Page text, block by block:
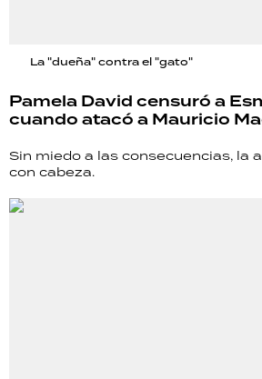
La "dueña" contra el "gato"
Pamela David censuró a
cuando atacó a Mauricio
Sin miedo a las consecuencias, la
con cabeza.